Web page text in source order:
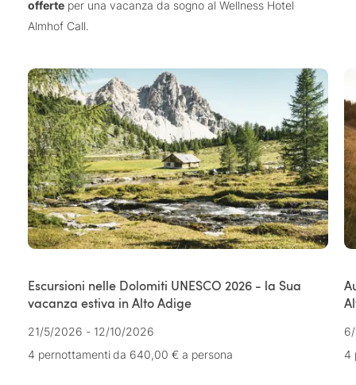
offerte per una vacanza da sogno al Wellness Hotel
Almhof Call.
Escursioni nelle Dolomiti UNESCO 2026 - la Sua
vacanza estiva in Alto Adige
21/5/2026 - 12/10/2026
4 pernottamentida 640,00 € a persona
4